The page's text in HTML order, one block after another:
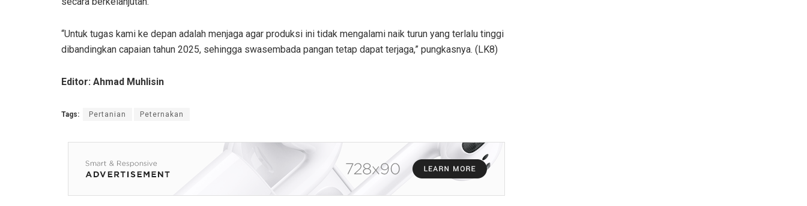
“Untuk tugas kami ke depan adalah menjaga agar produksi ini tidak mengalami naik turun yang terlalu tinggi
dibandingkan capaian tahun 2025, sehingga swasembada pangan tetap dapat terjaga,” pungkasnya. (LK8)
Editor: Ahmad Muhlisin
Tags: Pertanian Peternakan